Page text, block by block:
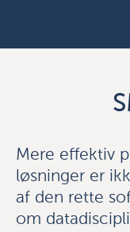
Mere effektiv
løsninger er
af den rette
om